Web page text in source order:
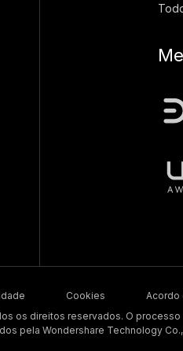
Cookies Acordo
os direitos reservados. O
pela Wondershare Technology